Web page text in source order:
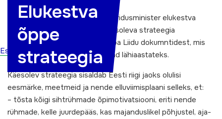
Esileht
Elukestva
õppe
strateegia
Juba 2001 aastal moodustas haridusminister elukestva
õppe strateegia töörühma. Käesoleva strateegia
koostamisel on lähtutud Euroopa Liidu dokumntidest, mis
seavad valdkonna arengusuunad lähiaastateks.
Käesolev strateegia sisaldab Eesti riigi jaoks olulisi
eesmärke, meetmeid ja nende elluviimisplaani selleks, et:
– tõsta kõigi sihtrühmade õpimotivatsiooni, eriti nende
rühmade, kelle juurdepääs, kas majanduslikel põhjustel, aja-